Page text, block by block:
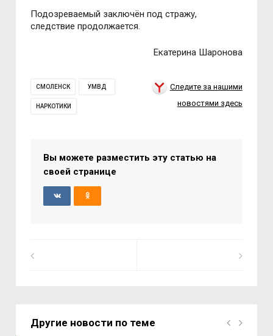
Подозреваемый заключён под стражу,
следствие продолжается.
Екатерина Шаронова
СМОЛЕНСК УМВД
НАРКОТИКИ
Следите за нашими
новостями здесь
Вы можете разместить эту статью на
своей странице
Другие новости по теме